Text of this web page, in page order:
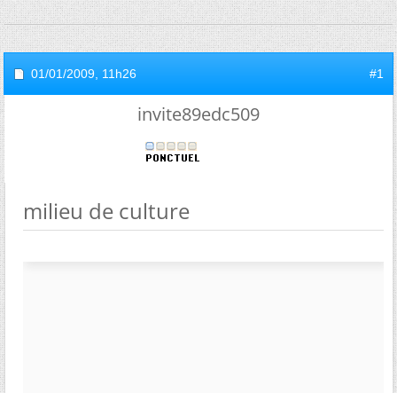
01/01/2009, 11h26 #1
invite89edc509
milieu de culture